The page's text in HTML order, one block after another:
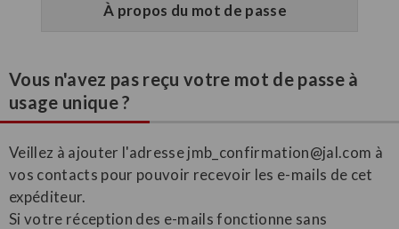
À propos du mot de passe
Vous n'avez pas reçu votre mot de passe à
usage unique ?
Veillez à ajouter l'adresse jmb_confirmation@jal.com à
vos contacts pour pouvoir recevoir les e-mails de cet
expéditeur.
Si votre réception des e-mails fonctionne sans